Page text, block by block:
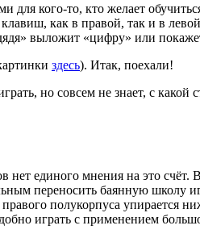
для кого-то, кто желает
как в правой, так и в
выложит «цифру» или
здесь). Итак, поехали!
но совсем не знает, с
нет единого мнения на это
переносить баянную школу
полукорпуса упирается
играть с применением